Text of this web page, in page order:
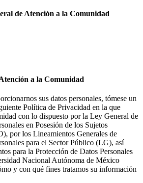
de Atención a la Comunidad
a la Comunidad
sus datos personales, tómese un
Política de Privacidad en la que
con lo dispuesto por la Ley General de
en Posesión de los Sujetos
por los Lineamientos Generales de
para el Sector Público (LG), así
para la Protección de Datos Personales
Nacional Autónoma de México
y con qué fines tratamos su información